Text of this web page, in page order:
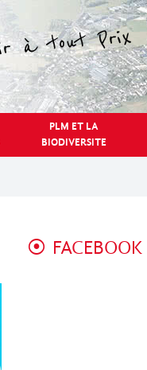
PLM ET LA
BIODIVERSITE
FACEBOOK